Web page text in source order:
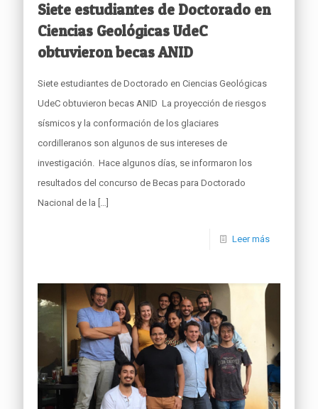
Siete estudiantes de Doctorado en
Ciencias Geológicas UdeC
obtuvieron becas ANID
Siete estudiantes de Doctorado en Ciencias Geológicas
UdeC obtuvieron becas ANID La proyección de riesgos
sísmicos y la conformación de los glaciares
cordilleranos son algunos de sus intereses de
investigación. Hace algunos días, se informaron los
resultados del concurso de Becas para Doctorado
Nacional de la […]
Leer más